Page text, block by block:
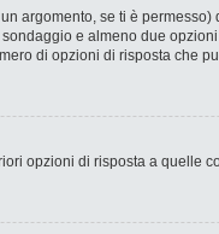
se ti è
e almeno due
di opzioni di risposta che
opzioni di risposta a quelle